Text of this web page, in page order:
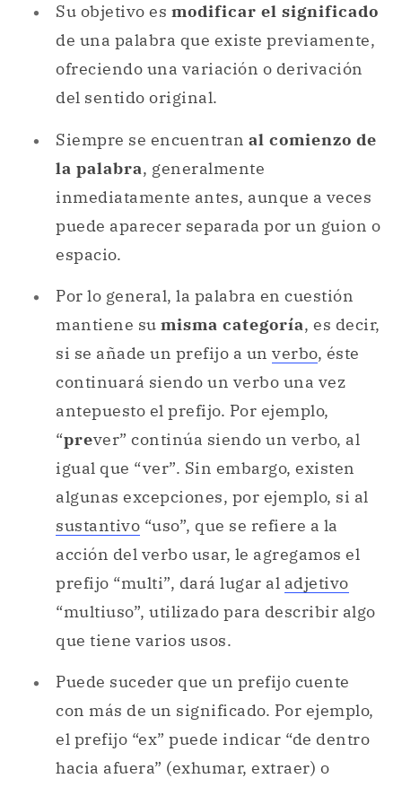
Su objetivo es modificar el significado
de una palabra que existe previamente,
ofreciendo una variación o derivación
del sentido original.
Siempre se encuentran al comienzo de
la palabra, generalmente
inmediatamente antes, aunque a veces
puede aparecer separada por un guion o
espacio.
Por lo general, la palabra en cuestión
mantiene su misma categoría, es decir,
si se añade un prefijo a un verbo, éste
continuará siendo un verbo una vez
antepuesto el prefijo. Por ejemplo,
“prever” continúa siendo un verbo, al
igual que “ver”. Sin embargo, existen
algunas excepciones, por ejemplo, si al
sustantivo “uso”, que se refiere a la
acción del verbo usar, le agregamos el
prefijo “multi”, dará lugar al adjetivo
“multiuso”, utilizado para describir algo
que tiene varios usos.
Puede suceder que un prefijo cuente
con más de un significado. Por ejemplo,
el prefijo “ex” puede indicar “de dentro
hacia afuera” (exhumar, extraer) o